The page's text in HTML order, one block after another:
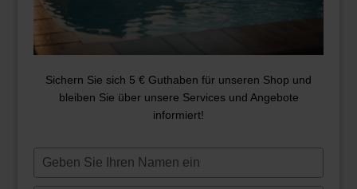
TOPOLOGIEFILTER T-7350
69,25€
Nicht vorrätig
Sichern Sie sich 5 € Guthaben für unseren Shop und
bleiben Sie über unsere Services und Angebote
informiert!
Typ